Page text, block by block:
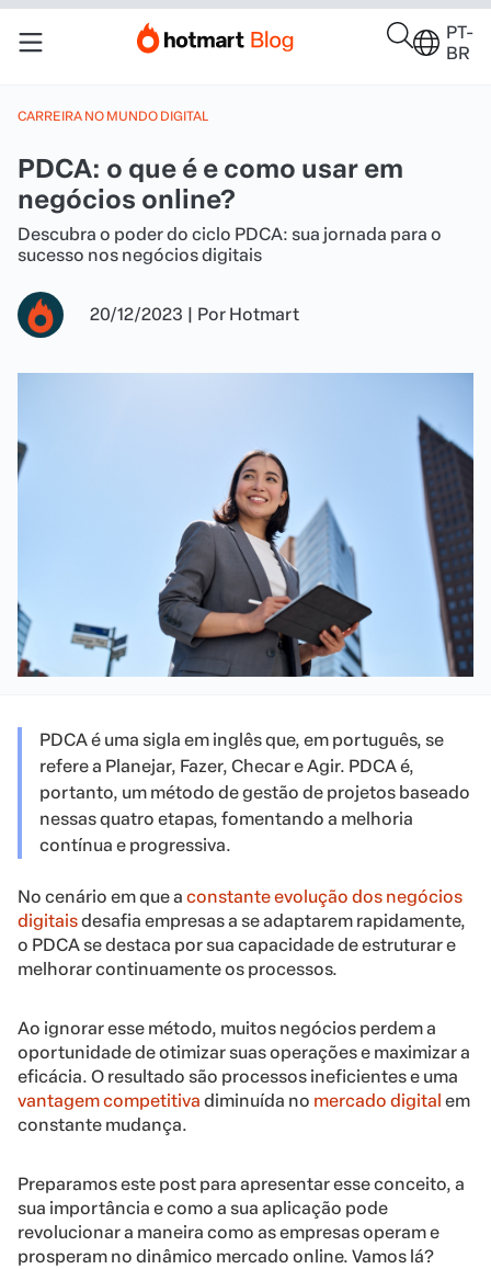
PT-
BR
CARREIRA NO MUNDO DIGITAL
PDCA: o que é e como usar em
negócios online?
Descubra o poder do ciclo PDCA: sua jornada para o
sucesso nos negócios digitais
20/12/2023 | Por Hotmart
PDCA é uma sigla em inglês que, em português, se
refere a Planejar, Fazer, Checar e Agir. PDCA é,
portanto, um método de gestão de projetos baseado
nessas quatro etapas, fomentando a melhoria
contínua e progressiva.
No cenário em que a constante evolução dos negócios
digitaisdesafia empresas a se adaptarem rapidamente,
o PDCA se destaca por sua capacidade de estruturar e
melhorar continuamente os processos.
Ao ignorar esse método, muitos negócios perdem a
oportunidade de otimizar suas operações e maximizar a
eficácia. O resultado são processos ineficientes e uma
vantagem competitiva diminuída no mercado digital em
constante mudança.
Preparamos este post para apresentar esse conceito, a
sua importância e como a sua aplicação pode
revolucionar a maneira como as empresas operam e
prosperam no dinâmico mercado online. Vamos lá?